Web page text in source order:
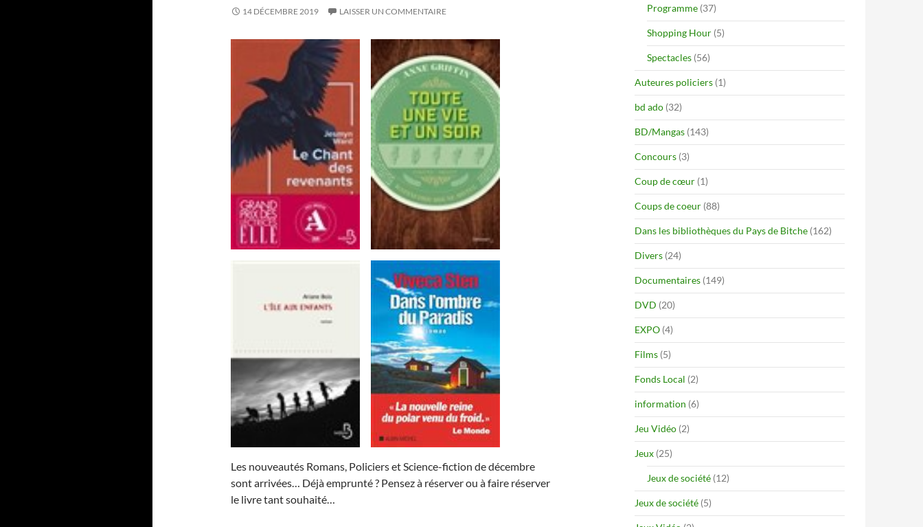
14 DÉCEMBRE 2019 LAISSER UN COMMENTAIRE
Les nouveautés Romans, Policiers et Science-fiction de décembre
sont arrivées… Déjà emprunté ? Pensez à réserver ou à faire réserver
le livre tant souhaité…
Programme (37)
Shopping Hour (5)
Spectacles (56)
Auteures policiers (1)
bd ado (32)
BD/Mangas (143)
Concours (3)
Coup de cœur (1)
Coups de coeur (88)
Dans les bibliothèques du Pays de Bitche (162)
Divers (24)
Documentaires (149)
DVD (20)
EXPO (4)
Films (5)
Fonds Local (2)
information (6)
Jeu Vidéo (2)
Jeux (25)
Jeux de société (12)
Jeux de société (5)